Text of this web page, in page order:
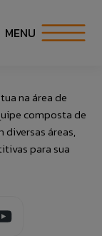
MENU
na área de
composta de
diversas áreas,
para sua
de
banco